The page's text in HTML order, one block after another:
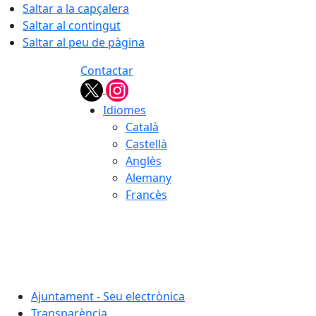
Saltar a la capçalera
Saltar al contingut
Saltar al peu de pàgina
Contactar
Idiomes
Català
Castellà
Anglès
Alemany
Francès
Ajuntament - Seu electrònica